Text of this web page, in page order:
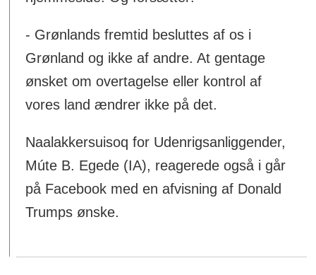
- Grønlands fremtid besluttes af os i
Grønland og ikke af andre. At gentage
ønsket om overtagelse eller kontrol af
vores land ændrer ikke på det.
Naalakkersuisoq for Udenrigsanliggender,
Múte B. Egede (IA), reagerede også i går
på Facebook med en afvisning af Donald
Trumps ønske.